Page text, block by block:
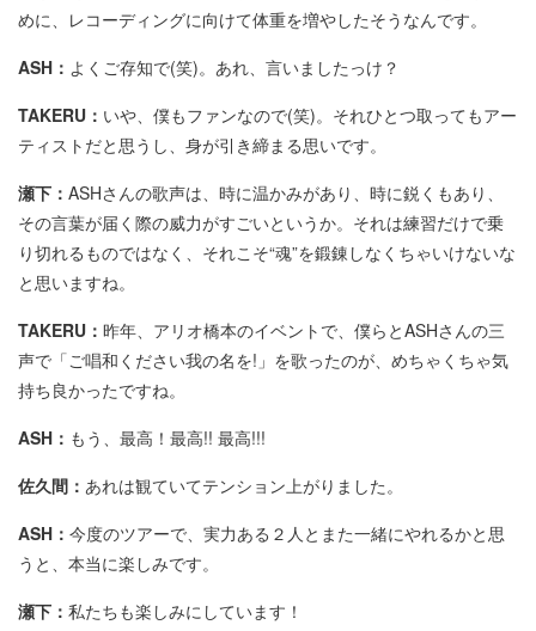
めに、レコーディングに向けて体重を増やしたそうなんです。
ASH： よくご存知で(笑)。あれ、言いましたっけ？
TAKERU： いや、僕もファンなので(笑)。それひとつ取ってもアー
ティストだと思うし、身が引き締まる思いです。
瀬下： ASHさんの歌声は、時に温かみがあり、時に鋭くもあり、
その言葉が届く際の威力がすごいというか。それは練習だけで乗
り切れるものではなく、それこそ“魂”を鍛錬しなくちゃいけないな
と思いますね。
TAKERU： 昨年、アリオ橋本のイベントで、僕らとASHさんの三
声で「ご唱和ください我の名を!」を歌ったのが、めちゃくちゃ気
持ち良かったですね。
ASH： もう、最高！最高!! 最高!!!
佐久間： あれは観ていてテンション上がりました。
ASH： 今度のツアーで、実力ある２人とまた一緒にやれるかと思
うと、本当に楽しみです。
瀬下： 私たちも楽しみにしています！